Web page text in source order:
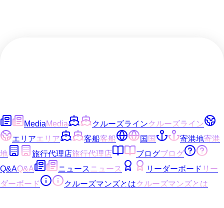
MediaMedia クルーズラインクルーズライン
エリアエリア 客船客船 国国 寄港地寄港
地
旅行代理店旅行代理店 ブログブログ
Q&AQ&A ニュースニュース リーダーボード リー
ダーボード
クルーズマンズとはクルーズマンズとは